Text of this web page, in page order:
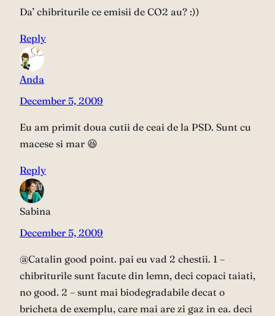
Da’ chibriturile ce emisii de CO2 au? :))
Reply
Anda
December 5, 2009
Eu am primit doua cutii de ceai de la PSD. Sunt cu
macese si mar 😆
Reply
Sabina
December 5, 2009
@Catalin good point. pai eu vad 2 chestii. 1 –
chibriturile sunt facute din lemn, deci copaci taiati,
no good. 2 – sunt mai biodegradabile decat o
bricheta de exemplu, care mai are zi gaz in ea. deci